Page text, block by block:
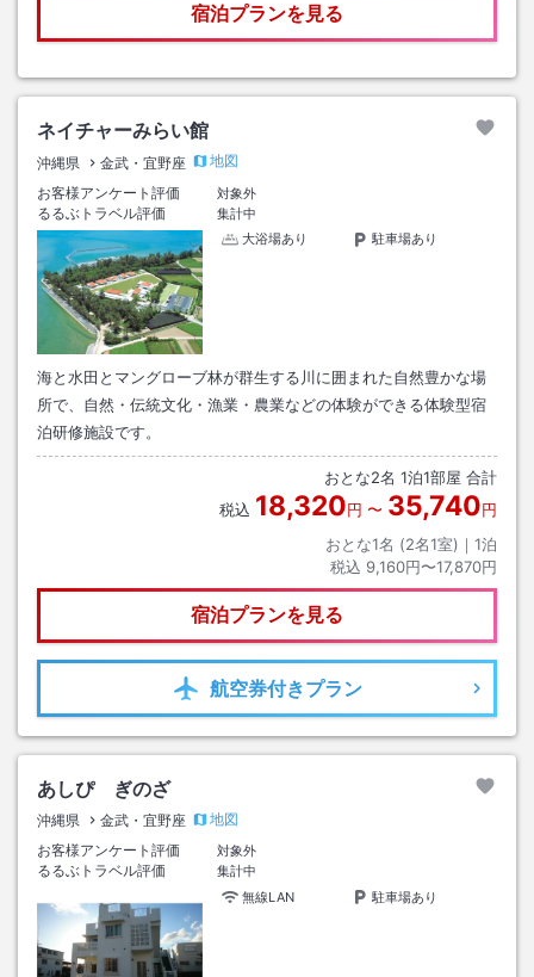
宿泊プランを見る
ネイチャーみらい館
沖縄県 金武・宜野座
地図
お客様アンケート評価
対象外
るるぶトラベル評価
集計中
大浴場あり
駐車場あり
海と水田とマングローブ林が群生する川に囲まれた自然豊かな場
所で、自然・伝統文化・漁業・農業などの体験ができる体験型宿
泊研修施設です。
おとな2名 1泊1部屋 合計
税込 18,320円 〜 35,740円
おとな1名 (2名1室)｜ 1泊
税込 9,160円〜17,870円
宿泊プランを見る
航空券付きプラン
あしぴ ぎのざ
沖縄県 金武・宜野座
地図
お客様アンケート評価
対象外
るるぶトラベル評価
集計中
無線LAN
駐車場あり